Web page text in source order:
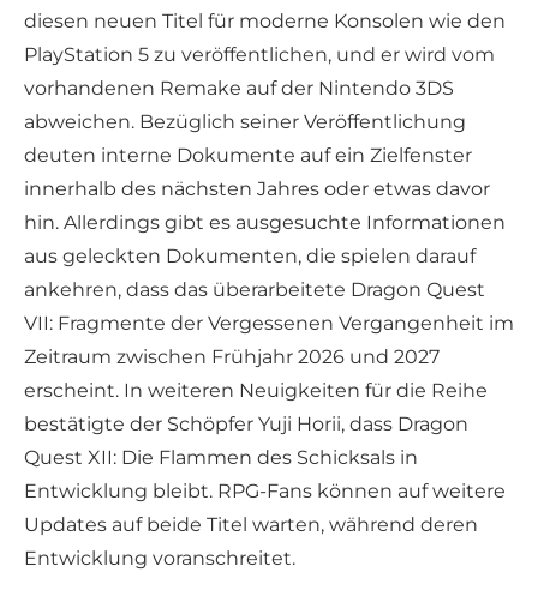
diesen neuen Titel für moderne Konsolen wie den
PlayStation 5 zu veröffentlichen, und er wird vom
vorhandenen Remake auf der Nintendo 3DS
abweichen. Bezüglich seiner Veröffentlichung
deuten interne Dokumente auf ein Zielfenster
innerhalb des nächsten Jahres oder etwas davor
hin. Allerdings gibt es ausgesuchte Informationen
aus geleckten Dokumenten, die spielen darauf
ankehren, dass das überarbeitete Dragon Quest
VII: Fragmente der Vergessenen Vergangenheit im
Zeitraum zwischen Frühjahr 2026 und 2027
erscheint. In weiteren Neuigkeiten für die Reihe
bestätigte der Schöpfer Yuji Horii, dass Dragon
Quest XII: Die Flammen des Schicksals in
Entwicklung bleibt. RPG-Fans können auf weitere
Updates auf beide Titel warten, während deren
Entwicklung voranschreitet.